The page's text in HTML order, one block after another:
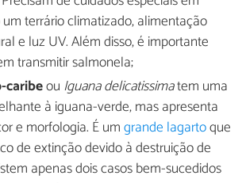
terrário climatizado, alimentação
e luz UV. Além disso, é importante
transmitir salmonela;
caribeou Iguana delicatissimatem uma
à iguana-verde, mas apresenta
e morfologia. É umgrande lagartoque
de extinção devido à destruição de
apenas dois casos bem-sucedidos